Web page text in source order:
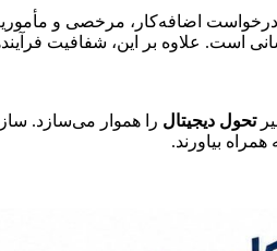
درخواست اضافه‌کار، مرخصی و
است. علاوه بر این، شفافیت
تحول دیجیتال را هموار می‌سازد.
بیاورند.